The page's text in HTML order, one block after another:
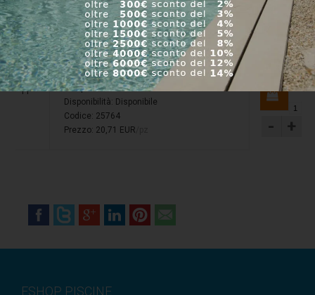
10
Vetro al quarzo D33 x 100,9 con bordo
Disponibilità:Entro 5 giorni
Codice: 14193
Prezzo: 36,73 EUR/pz +
11
Lampada UVC da 7W
Disponibilità: Disponibile
Codice: 25764
Prezzo: 20,71 EUR
- +
ESHOP PISCINE